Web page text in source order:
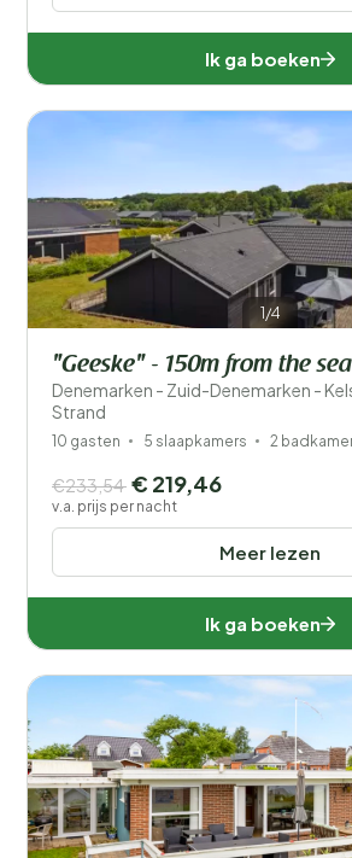
Ik ga boeken
1/4
"Geeske" - 150m from the sea
Denemarken - Zuid-Denemarken -
Strand
10 gasten 5 slaapkamers 2
Meer lezen
€233,54 € 219,46
v.a. prijs per nacht
Ik ga boeken